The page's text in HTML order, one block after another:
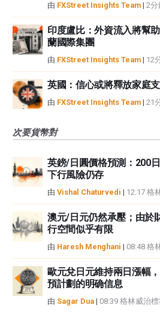
由 FXStreet Insights Team | 2分
印度盧比：外資流入將幫
蘭國際集團
由 FXStreet Insights Team | 12
英國：信心或將釋放家庭
由 FXStreet Insights Team | 21
次要貨幣對
英鎊/日圓價格預測：200
下行風險仍存
由 Vishal Chaturvedi | 12:17 格
澳元/日元仍然承壓；由於
行空間似乎有限
由 Haresh Menghani | 08:48 格
歐元兌日元維持兩日漲幅
預計劃的明确信息
由 Sagar Dua | 08:39 格林威治